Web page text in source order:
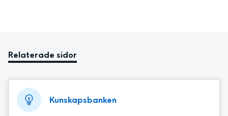
Relaterade sidor
Kunskapsbanken